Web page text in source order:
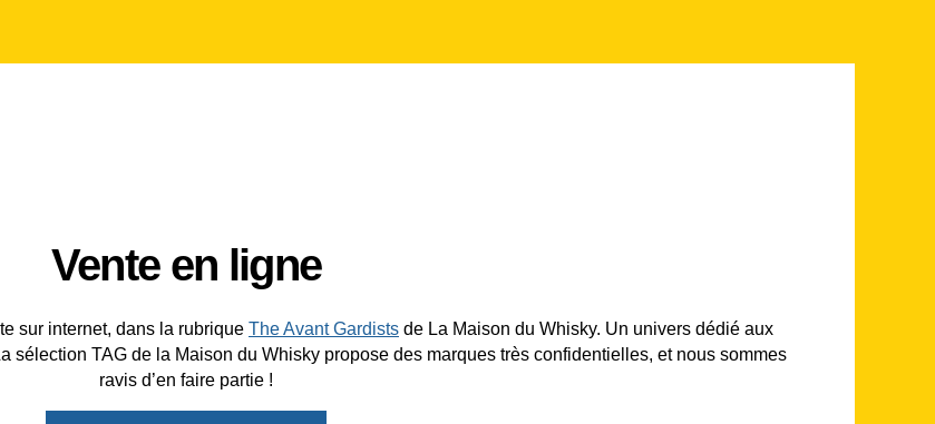
Vente en ligne
sur internet, dans la rubrique The Avant Gardists de La Maison du Whisky. Un univers dédié aux
sélection TAG de la Maison du Whisky propose des marques très confidentielles, et nous sommes
ravis d’en faire partie !